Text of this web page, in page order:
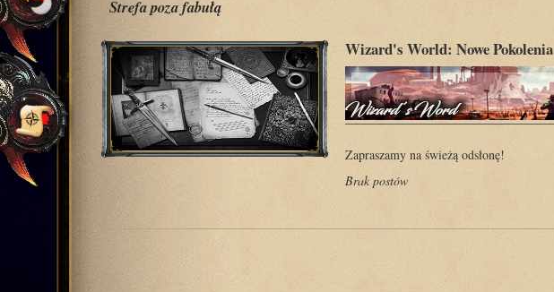
Strefa poza fabułą
Wizard's World: Nowe Pokolenia
Zapraszamy na świeżą odsłonę!
Brak postów